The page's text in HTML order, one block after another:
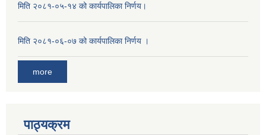
मिति २०८१-०५-१४ को कार्यपालिका निर्णय।
मिति २०८१-०६-०७ को कार्यपालिका निर्णय ।
more
पाठ्यक्रम